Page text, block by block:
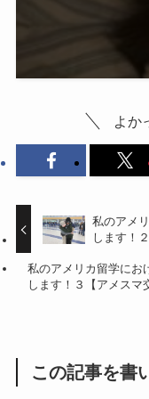
よか
私のアメ
します！
私のアメリカ留学にお
します！３【アメスマ
この記事を書